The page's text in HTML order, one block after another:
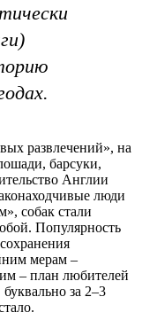
развлечений», на
барсуки,
Англии
люди
собак стали
Популярность
мерам –
– план любителей
за 2–3